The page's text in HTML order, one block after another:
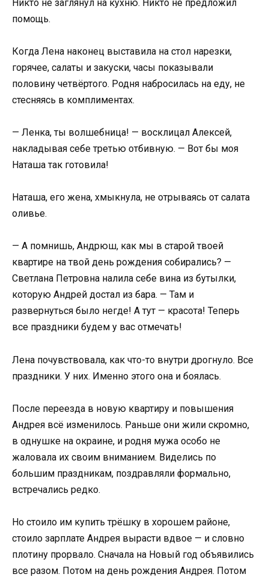
Никто не заглянул на кухню. Никто не предложил
помощь.
Когда Лена наконец выставила на стол нарезки,
горячее, салаты и закуски, часы показывали
половину четвёртого. Родня набросилась на еду, не
стесняясь в комплиментах.
— Ленка, ты волшебница! — восклицал Алексей,
накладывая себе третью отбивную. — Вот бы моя
Наташа так готовила!
Наташа, его жена, хмыкнула, не отрываясь от салата
оливье.
— А помнишь, Андрюш, как мы в старой твоей
квартире на твой день рождения собирались? —
Светлана Петровна налила себе вина из бутылки,
которую Андрей достал из бара. — Там и
развернуться было негде! А тут — красота! Теперь
все праздники будем у вас отмечать!
Лена почувствовала, как что-то внутри дрогнуло. Все
праздники. У них. Именно этого она и боялась.
После переезда в новую квартиру и повышения
Андрея всё изменилось. Раньше они жили скромно,
в однушке на окраине, и родня мужа особо не
жаловала их своим вниманием. Виделись по
большим праздникам, поздравляли формально,
встречались редко.
Но стоило им купить трёшку в хорошем районе,
стоило зарплате Андрея вырасти вдвое — и словно
плотину прорвало. Сначала на Новый год объявились
все разом. Потом на день рождения Андрея. Потом